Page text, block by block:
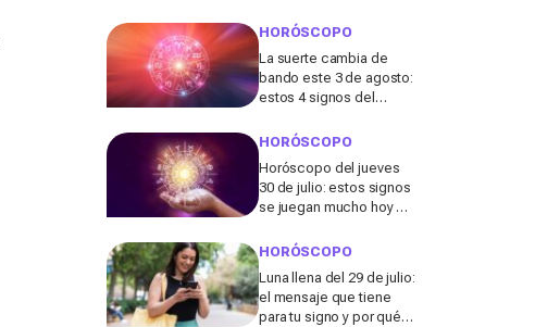
¿está el tuyo entre
HORÓSCOPO
La suerte cambia de
bando este 3 de agosto:
estos 4 signos del
grandes afortunados,
HORÓSCOPO
Horóscopo del jueves
30 de julio: estos signos
se juegan mucho hoy en
dinero sin darse cuenta
HORÓSCOPO
Luna llena del 29 de julio:
el mensaje que tiene
para tu signo y por qué